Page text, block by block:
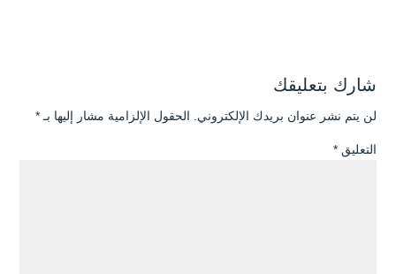
شارك بتعليقك
لن يتم نشر عنوان بريدك الإلكتروني. الحقول الإلزامية مشار إليها بـ *
التعليق *